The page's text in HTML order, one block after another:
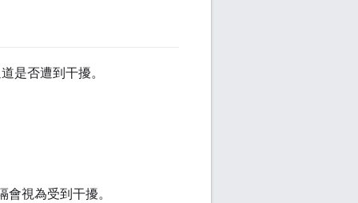
是否遭到干擾。
會視為受到干擾。